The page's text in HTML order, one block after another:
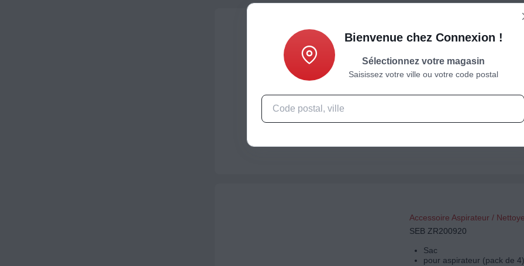
Accessoire Aspirateur /
ELECTROLUX Sac
long
Capacité XS (3,5L)
Accessoire Aspirateur /
SEB ZR200920
Sac
pour aspirateur (pack de 4)
Bienvenue chez Connexion !
Sélectionnez votre magasin
Saisissez votre ville ou votre code postal